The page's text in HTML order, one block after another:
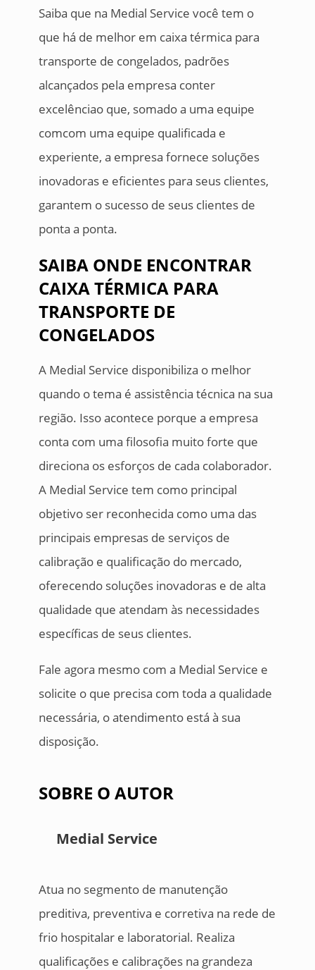
Saiba que na Medial Service você tem o
que há de melhor em caixa térmica para
transporte de congelados, padrões
alcançados pela empresa conter
excelênciao que, somado a uma equipe
comcom uma equipe qualificada e
experiente, a empresa fornece soluções
inovadoras e eficientes para seus clientes,
garantem o sucesso de seus clientes de
ponta a ponta.
SAIBA ONDE ENCONTRAR
CAIXA TÉRMICA PARA
TRANSPORTE DE
CONGELADOS
A Medial Service disponibiliza o melhor
quando o tema é assistência técnica na sua
região. Isso acontece porque a empresa
conta com uma filosofia muito forte que
direciona os esforços de cada colaborador.
A Medial Service tem como principal
objetivo ser reconhecida como uma das
principais empresas de serviços de
calibração e qualificação do mercado,
oferecendo soluções inovadoras e de alta
qualidade que atendam às necessidades
específicas de seus clientes.
Fale agora mesmo com a Medial Service e
solicite o que precisa com toda a qualidade
necessária, o atendimento está à sua
disposição.
SOBRE O AUTOR
Medial Service
Atua no segmento de manutenção
preditiva, preventiva e corretiva na rede de
frio hospitalar e laboratorial. Realiza
qualificações e calibrações na grandeza